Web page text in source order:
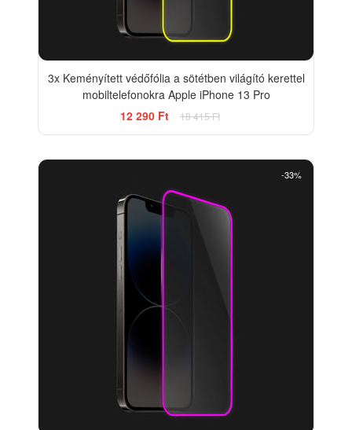
3x Keményített védőfólia a sötétben világító kerettel
mobiltelefonokra Apple iPhone 13 Pro
12 290 Ft
18 415 Ft
-33%